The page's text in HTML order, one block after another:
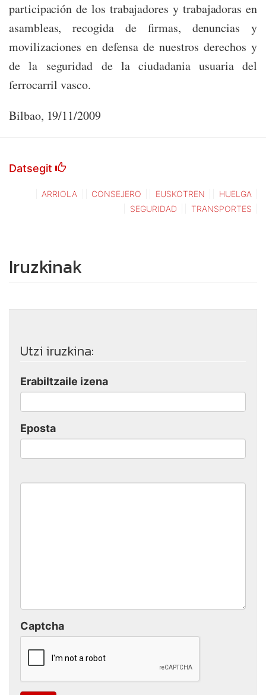
participación de los trabajadores y trabajadoras en
asambleas, recogida de firmas, denuncias y
movilizaciones en defensa de nuestros derechos y
de la seguridad de la ciudadania usuaria del
ferrocarril vasco.
Bilbao, 19/11/2009
Datsegit
ARRIOLA CONSEJERO EUSKOTREN
HUELGA
SEGURIDAD
TRANSPORTES
Iruzkinak
Utzi iruzkina:
Erabiltzaile izena
Eposta
Captcha